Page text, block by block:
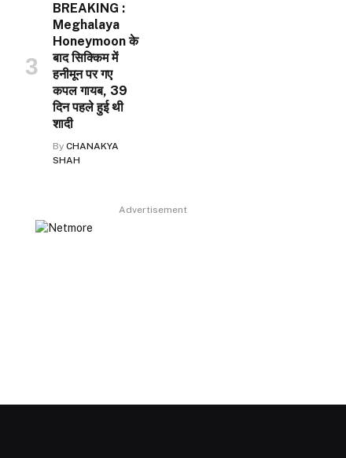
BREAKING :
Meghalaya
Honeymoon के
बाद सिक्किम में
हनीमून पर गए
कपल गायब, 39
दिन पहले हुई थी
शादी
By CHANAKYA
SHAH
Advertisement